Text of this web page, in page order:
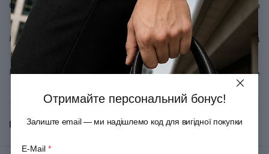
Серія Garden
Матеріал руків'я/накладок Поліамід
Матеріал леза Неіржавна сталь
Тип ножового замка
Показати всі
Отримайте персональний бонус!
Залиште email — ми надішлемо код для вигідної покупки
E-Mail *